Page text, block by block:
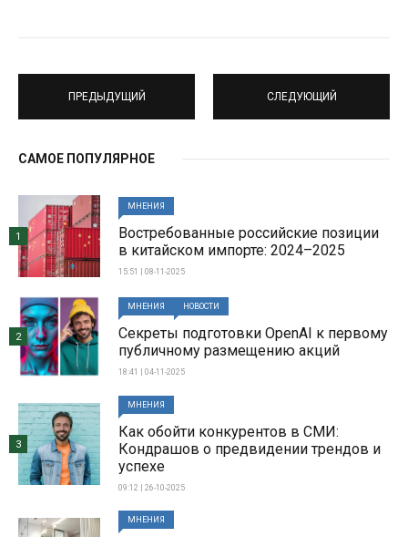
ПРЕДЫДУЩИЙ СЛЕДУЮЩИЙ
САМОЕ ПОПУЛЯРНОЕ
МНЕНИЯ
Востребованные российские позиции
в китайском импорте: 2024–2025
15:51 | 08-11-2025
1
МНЕНИЯ НОВОСТИ
Секреты подготовки OpenAI к первому
публичному размещению акций
18:41 | 04-11-2025
2
МНЕНИЯ
Как обойти конкурентов в СМИ:
Кондрашов о предвидении трендов и
успехе
09:12 | 26-10-2025
3
МНЕНИЯ